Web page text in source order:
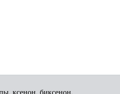
ксенон, биксенон,